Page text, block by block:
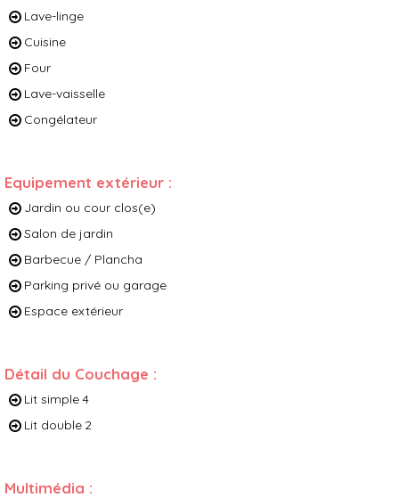
Lave-linge
Cuisine
Four
Lave-vaisselle
Congélateur
Equipement extérieur :
Jardin ou cour clos(e)
Salon de jardin
Barbecue / Plancha
Parking privé ou garage
Espace extérieur
Détail du Couchage :
Lit simple4
Lit double 2
Multimédia :